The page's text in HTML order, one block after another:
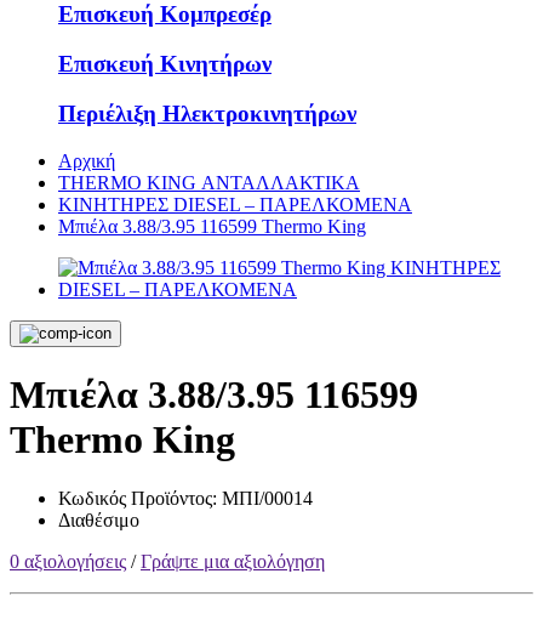
Επισκευή Κομπρεσέρ
Επισκευή Κινητήρων
Περιέλιξη Ηλεκτροκινητήρων
Αρχική
THERMO KING ΑΝΤΑΛΛΑΚΤΙΚΑ
KΙΝΗΤΗΡΕΣ DIESEL – ΠΑΡΕΛΚΟΜΕΝΑ
Μπιέλα 3.88/3.95 116599 Thermo King
Μπιέλα 3.88/3.95 116599
Thermo King
Κωδικός Προϊόντος: ΜΠΙ/00014
Διαθέσιμο
0 αξιολογήσεις /Γράψτε μια αξιολόγηση